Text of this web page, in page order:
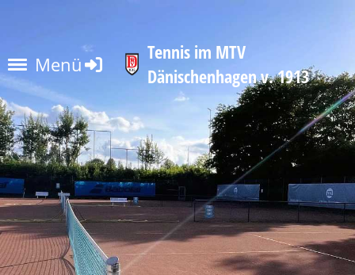
Menü
Tennis im MTV
Dänischenhagen v. 1913